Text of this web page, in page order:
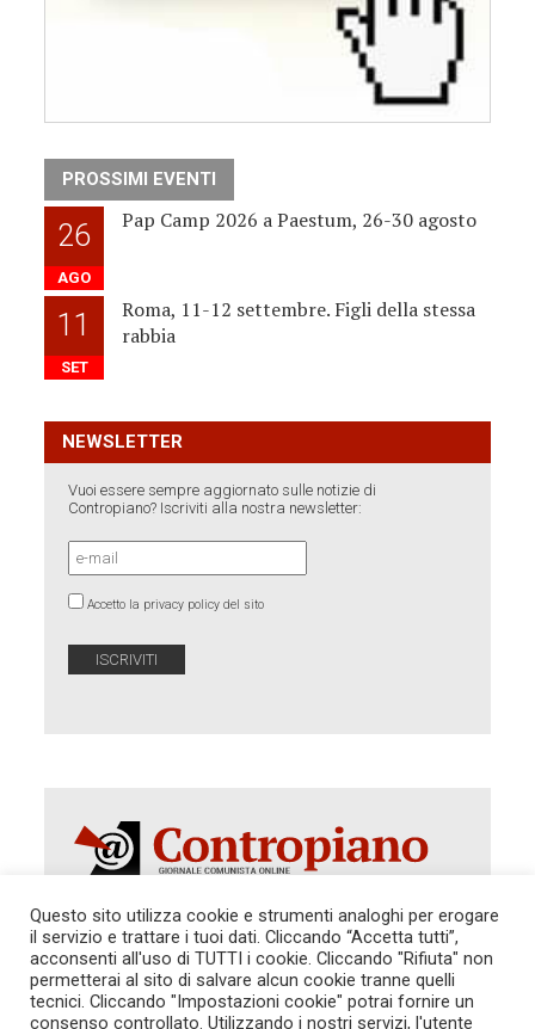
PROSSIMI EVENTI
26
AGO
Pap Camp 2026 a Paestum, 26-30 agosto
11
SET
Roma, 11-12 settembre. Figli della stessa
rabbia
NEWSLETTER
Vuoi essere sempre aggiornato sulle notizie di
Contropiano? Iscriviti alla nostra newsletter:
Accetto la privacy policy del sito
Autorizzazione del Tribunale di Roma 286 del 31
dicembre 2014. Direttore Responsabile: Sergio
Cararo. Indirizzo: V.Casalbruciato 27- sc. B - 00159
Questo sito utilizza cookie e strumenti analoghi per erogare
il servizio e trattare i tuoi dati. Cliccando “Accetta tutti”,
acconsenti all'uso di TUTTI i cookie. Cliccando "Rifiuta" non
permetterai al sito di salvare alcun cookie tranne quelli
tecnici. Cliccando "Impostazioni cookie" potrai fornire un
consenso controllato. Utilizzando i nostri servizi, l'utente